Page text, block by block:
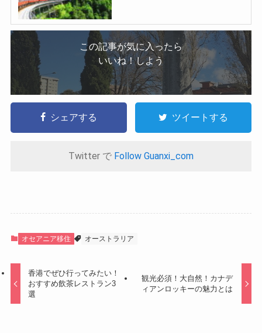
この記事が気に入ったら
いいね！しよう
シェアする ツイートする
Twitter で Follow Guanxi_com
オセアニア移住 オーストラリア
香港でぜひ行ってみたい！
おすすめ飲茶レストラン3
選
観光必須！大自然！カナデ
ィアンロッキーの魅力とは